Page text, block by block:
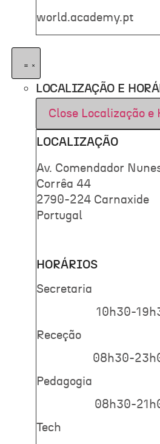
world.academy.pt
LOCALIZAÇÃO E
Close Localização e
LOCALIZAÇÃO
Av. Comendador
Corrêa 44
2790-224 Carnaxide
Portugal
HORÁRIOS
Secretaria
10h30-
Receção
08h30-
Pedagogia
08h30-
Tech